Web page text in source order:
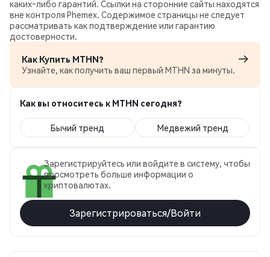
каких‑либо гарантий. Ссылки на сторонние сайты находятся
вне контроля Phemex. Содержимое страницы не следует
рассматривать как подтверждение или гарантию
достоверности.
Как Купить MTHN?
Узнайте, как получить ваш первый MTHN за минуты.
Как вы относитесь к MTHN сегодня?
Бычий тренд Медвежий тренд
Зарегистрируйтесь или войдите в систему, чтобы
просмотреть больше информации о
криптовалютах.
Зарегистрироваться/Войти